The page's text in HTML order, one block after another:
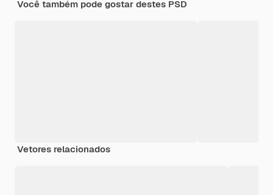
Você também pode gostar destes PSD
Vetores relacionados